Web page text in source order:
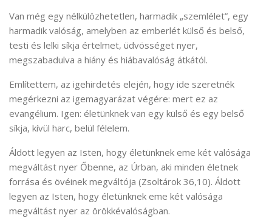
Van még egy nélkülözhetetlen, harmadik „szemlélet”, egy
harmadik valóság, amelyben az emberlét külső és belső,
testi és lelki síkja értelmet, üdvösséget nyer,
megszabadulva a hiány és hiábavalóság átkától.
Említettem, az igehirdetés elején, hogy ide szeretnék
megérkezni az igemagyarázat végére: mert ez az
evangélium. Igen: életünknek van egy külső és egy belső
síkja, kívül harc, belül félelem.
Áldott legyen az Isten, hogy életünknek eme két valósága
megváltást nyer Őbenne, az Úrban, aki minden életnek
forrása és övéinek megváltója (Zsoltárok 36,10). Áldott
legyen az Isten, hogy életünknek eme két valósága
megváltást nyer az örökkévalóságban.